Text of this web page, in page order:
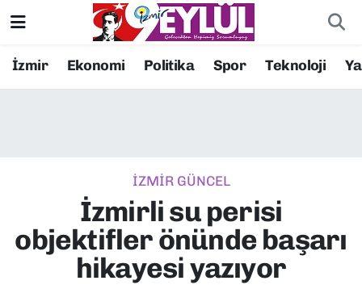
İzmir Ekonomi Politika Spor Teknoloji
İZMİR GÜNCEL
İzmirli su perisi
objektifler önünde başarı
hikayesi yazıyor
Resmi İlanlar
EKONOMİ
KÜLTÜR SANAT
Konak Nöbetçi Eczaneler
Süper Lig Puan Durumu ve Fikstür
Tüm Manşetler
Son Dakika Haberleri